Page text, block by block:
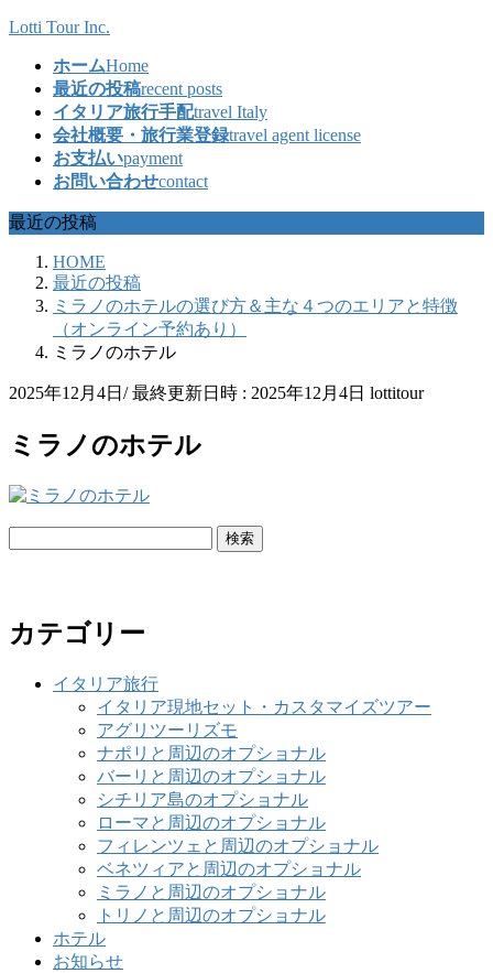
コ
ッ
プ
ナ
移
動
Lotti Tour Inc.
ホームHome
最近の投稿recent posts
イタリア旅行手配travel Italy
会社概要・旅行業登録travel agent license
お支払いpayment
お問い合わせcontact
最近の投稿
HOME
最近の投稿
ミラノのホテルの選び方＆主な４つのエリアと特徴
（オンライン予約あり）
ミラノのホテル
2025年12月4日 / 最終更新日時 : 2025年12月4日 lottitour
ミラノのホテル
カテゴリー
イタリア旅行
イタリア現地セット・カスタマイズツアー
アグリツーリズモ
ナポリと周辺のオプショナル
バーリと周辺のオプショナル
シチリア島のオプショナル
ローマと周辺のオプショナル
フィレンツェと周辺のオプショナル
ベネツィアと周辺のオプショナル
ミラノと周辺のオプショナル
トリノと周辺のオプショナル
ホテル
お知らせ